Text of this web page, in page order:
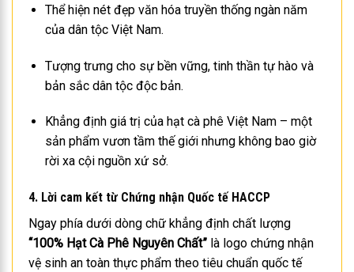
Thể hiện nét đẹp văn hóa truyền thống ngàn năm
của dân tộc Việt Nam.
Tượng trưng cho sự bền vững, tinh thần tự hào và
bản sắc dân tộc độc bản.
Khẳng định giá trị của hạt cà phê Việt Nam – một
sản phẩm vươn tầm thế giới nhưng không bao giờ
rời xa cội nguồn xứ sở.
4. Lời cam kết từ Chứng nhận Quốc tế HACCP
Ngay phía dưới dòng chữ khẳng định chất lượng
“100% Hạt Cà Phê Nguyên Chất” là logo chứng nhận
vệ sinh an toàn thực phẩm theo tiêu chuẩn quốc tế